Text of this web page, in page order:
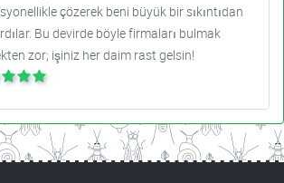
çözerek beni büyük bir sıkıntıdan
Bu devirde böyle firmaları bulmak
zor; işiniz her daim rast gelsin!